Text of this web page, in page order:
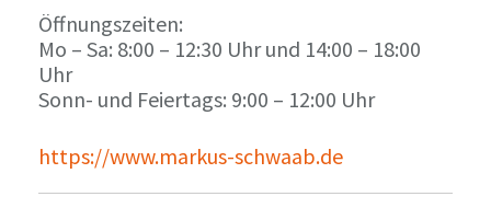
Öffnungszeiten:
Mo – Sa: 8:00 – 12:30 Uhr und 14:00 – 18:00
Uhr
Sonn- und Feiertags: 9:00 – 12:00 Uhr
https://www.markus-schwaab.de